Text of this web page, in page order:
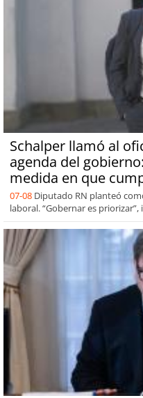
Schalper llamó al
agenda del
medida en que
07-08 Diputado RN planteó
laboral. “Gobernar es priorizar”,